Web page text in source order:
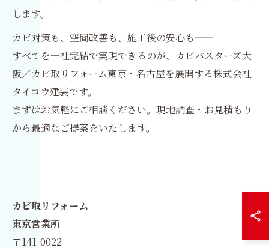
します。
カビ対策も、空間改善も、施工後の安心も——
すべてを一社完結で実現できるのが、カビバスターズ大
阪／カビ取リフォーム東京・名古屋を展開する株式会社
タイコウ建装です。
まずはお気軽にご相談ください。現地調査・お見積もり
から最適なご提案をいたします。
--------------------------------------------------------------------
-
カビ取リフォーム
東京営業所
〒141-0022